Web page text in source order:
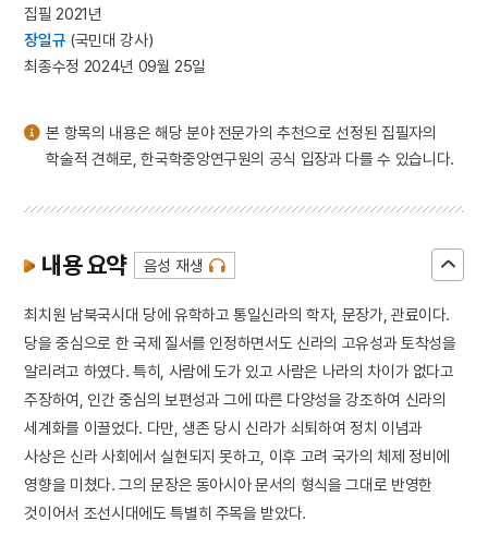
집필 2021년
장일규 (국민대 강사)
최종수정 2024년 09월 25일
본 항목의 내용은 해당 분야 전문가의 추천으로 선정된 집필자의
학술적 견해로, 한국학중앙연구원의 공식 입장과 다를 수 있습니다.
내용 요약 음성 재생
최치원 남북국시대 당에 유학하고 통일신라의 학자, 문장가, 관료이다.
당을 중심으로 한 국제 질서를 인정하면서도 신라의 고유성과 토착성을
알리려고 하였다. 특히, 사람에 도가 있고 사람은 나라의 차이가 없다고
주장하여, 인간 중심의 보편성과 그에 따른 다양성을 강조하여 신라의
세계화를 이끌었다. 다만, 생존 당시 신라가 쇠퇴하여 정치 이념과
사상은 신라 사회에서 실현되지 못하고, 이후 고려 국가의 체제 정비에
영향을 미쳤다. 그의 문장은 동아시아 문서의 형식을 그대로 반영한
것이어서 조선시대에도 특별히 주목을 받았다.